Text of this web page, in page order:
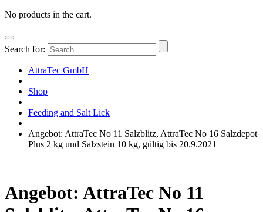
No products in the cart.
Search for:
AttraTec GmbH
Shop
Feeding and Salt Lick
Angebot: AttraTec No 11 Salzblitz, AttraTec No 16 Salzdepot
Plus 2 kg und Salzstein 10 kg, gültig bis 20.9.2021
Angebot: AttraTec No 11